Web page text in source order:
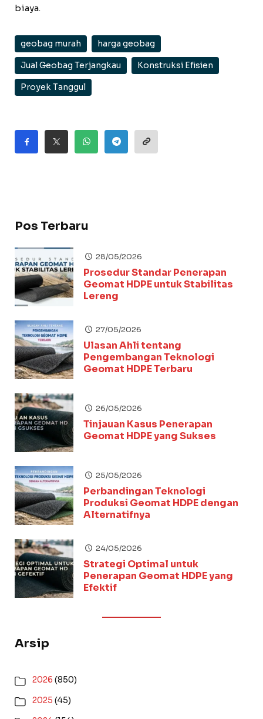
biaya.
geobag murah harga geobag
Jual Geobag Terjangkau Konstruksi Efisien
Proyek Tanggul
Pos Terbaru
28/05/2026
Prosedur Standar Penerapan
Geomat HDPE untuk Stabilitas
Lereng
27/05/2026
Ulasan Ahli tentang
Pengembangan Teknologi
Geomat HDPE Terbaru
26/05/2026
Tinjauan Kasus Penerapan
Geomat HDPE yang Sukses
25/05/2026
Perbandingan Teknologi
Produksi Geomat HDPE dengan
Alternatifnya
24/05/2026
Strategi Optimal untuk
Penerapan Geomat HDPE yang
Efektif
Arsip
2026 (850)
2025 (45)